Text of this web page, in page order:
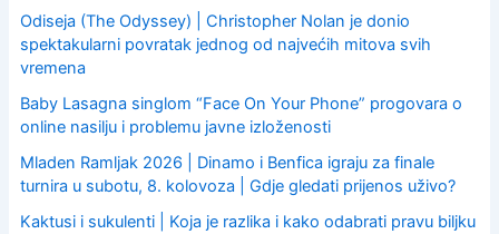
o
r
:
Odiseja (The Odyssey) | Christopher Nolan je donio
spektakularni povratak jednog od najvećih mitova svih
vremena
Baby Lasagna singlom “Face On Your Phone” progovara o
online nasilju i problemu javne izloženosti
Mladen Ramljak 2026 | Dinamo i Benfica igraju za finale
turnira u subotu, 8. kolovoza | Gdje gledati prijenos uživo?
Kaktusi i sukulenti | Koja je razlika i kako odabrati pravu biljku